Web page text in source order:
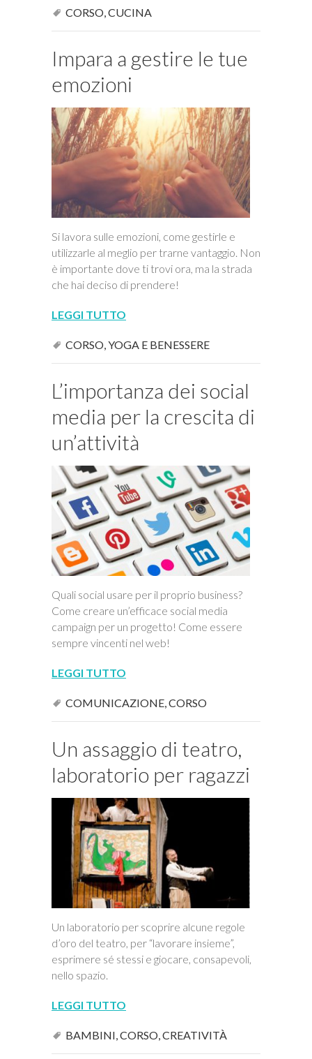
CORSO,CUCINA
Impara a gestire le tue
emozioni
Si lavora sulle emozioni, come gestirle e
utilizzarle al meglio per trarne vantaggio. Non
è importante dove ti trovi ora, ma la strada
che hai deciso di prendere!
LEGGI TUTTO
CORSO YOGA E BENESSERE
L’importanza dei social
media per la crescita di
un’attività
Quali social usare per il proprio business?
Come creare un’efficace social media
campaign per un progetto! Come essere
sempre vincenti nel web!
LEGGI TUTTO
COMUNICAZIONE CORSO
Un assaggio di teatro,
laboratorio per ragazzi
Un laboratorio per scoprire alcune regole
d’oro del teatro, per “lavorare insieme”,
esprimere sé stessi e giocare, consapevoli,
nello spazio.
LEGGI TUTTO
BAMBINI CORSO CREATIVITÀ